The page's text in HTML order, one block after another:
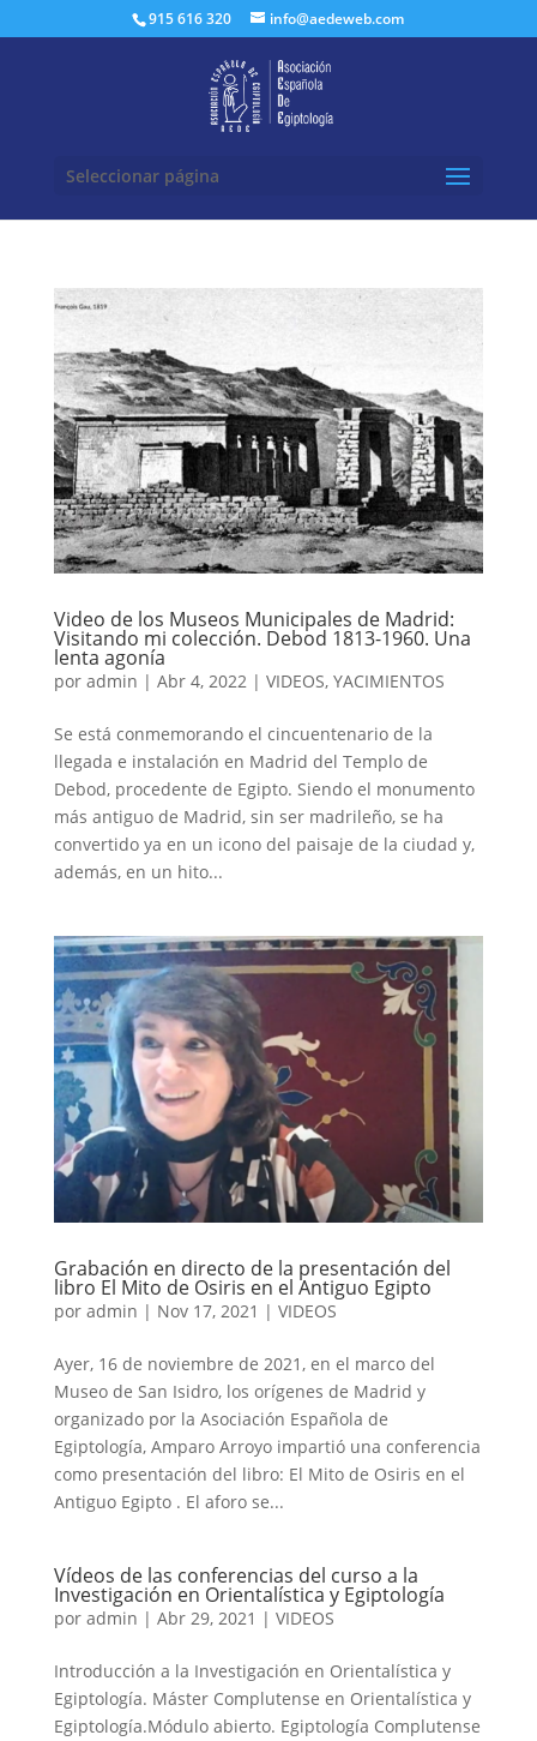
915 616 320 info@aedeweb.com
Seleccionar página
Video de los Museos Municipales de Madrid:
Visitando mi colección. Debod 1813-1960. Una
lenta agonía
por admin | Abr 4, 2022| VIDEOS, YACIMIENTOS
Se está conmemorando el cincuentenario de la
llegada e instalación en Madrid del Templo de
Debod, procedente de Egipto. Siendo el monumento
más antiguo de Madrid, sin ser madrileño, se ha
convertido ya en un icono del paisaje de la ciudad y,
además, en un hito...
Grabación en directo de la presentación del
libro El Mito de Osiris en el Antiguo Egipto
por admin | Nov 17, 2021 | VIDEOS
Ayer, 16 de noviembre de 2021, en el marco del
Museo de San Isidro, los orígenes de Madrid y
organizado por la Asociación Española de
Egiptología, Amparo Arroyo impartió una conferencia
como presentación del libro: El Mito de Osiris en el
Antiguo Egipto . El aforo se...
Vídeos de las conferencias del curso a la
Investigación en Orientalística y Egiptología
por admin | Abr 29, 2021 | VIDEOS
Introducción a la Investigación en Orientalística y
Egiptología. Máster Complutense en Orientalística y
Egiptología.Módulo abierto. Egiptología Complutense